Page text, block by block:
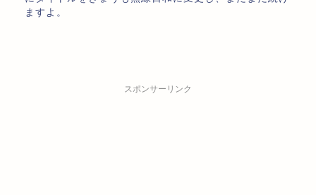
ますよ。
スポンサーリンク